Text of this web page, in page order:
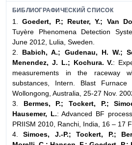
БИБЛИОГРАФИЧЕСКИЙ СПИСОК
1.Goedert, P.; Reuter, Y.; Van
Tuyère Phenomena Detection
June 2012, Lulia, Sweden.
2. Babich, A.; Gudenau, H. W.;
Menendez, J. L.; Kochura. V.:
measurements in the raceway
substances, Intern. Blast Furnace
Wollongong, Australia, 25-27 Nov.
3. Bermes, P.; Tockert, P.;
Hausemer, L.: Advanced BF
PRIISM 2010, Ranchi, India, 16 – 17
4.Simoes, J.-P.; Tockert, P.;